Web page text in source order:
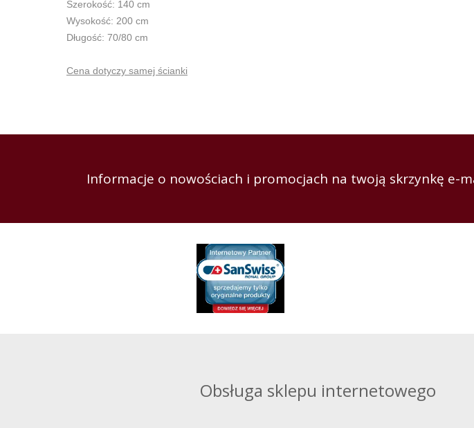
Szerokość: 140 cm
Wysokość: 200 cm
Długość: 70/80 cm
Cena dotyczy samej ścianki
Informacje o nowościach i promocjach na twoją skrzynkę e-
Obsługa sklepu internetowego